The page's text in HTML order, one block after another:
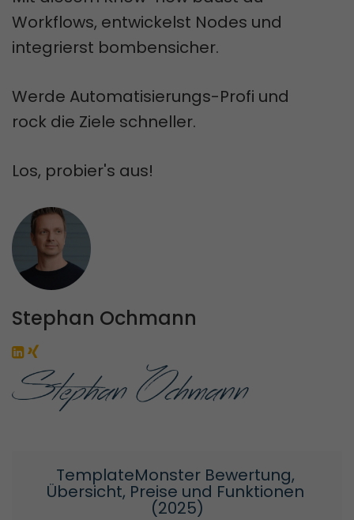
Workflows, entwickelst Nodes und
integrierst bombensicher.
Werde Automatisierungs-Profi und
rock die Ziele schneller.
Los, probier's aus!
Stephan Ochmann
TemplateMonster Bewertung,
Übersicht, Preise und Funktionen
(2025)